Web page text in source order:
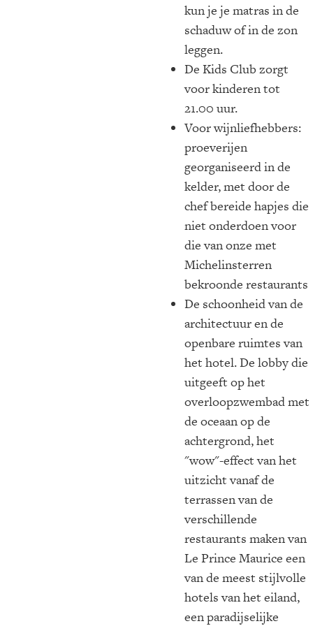
kun je je matras in de
schaduw of in de zon
leggen.
De Kids Club zorgt
voor kinderen tot
21.00 uur.
Voor wijnliefhebbers:
proeverijen
georganiseerd in de
kelder, met door de
chef bereide hapjes die
niet onderdoen voor
die van onze met
Michelinsterren
bekroonde restaurants
De schoonheid van de
architectuur en de
openbare ruimtes van
het hotel. De lobby die
uitgeeft op het
overloopzwembad met
de oceaan op de
achtergrond, het
"wow"-effect van het
uitzicht vanaf de
terrassen van de
verschillende
restaurants maken van
Le Prince Maurice een
van de meest stijlvolle
hotels van het eiland,
een paradijselijke